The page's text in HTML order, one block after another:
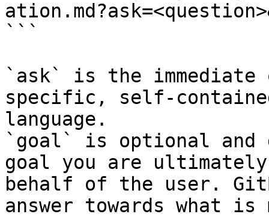
```
`ask` is the
specific, self-
language.
`goal` is optional and
goal you are
behalf of the user.
answer towards what